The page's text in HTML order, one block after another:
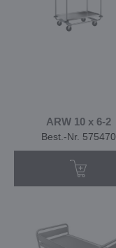
ARW 10 x 6-2
Best.-Nr. 575470